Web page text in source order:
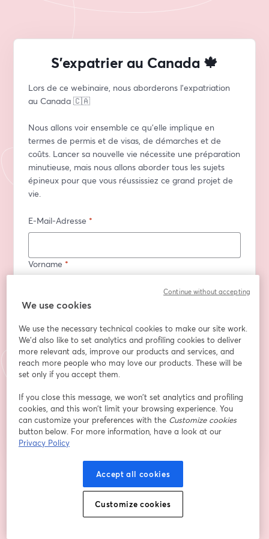
S'expatrier au Canada 🍁
Lors de ce webinaire, nous aborderons l'expatriation
au Canada 🇨🇦
Nous allons voir ensemble ce qu'elle implique en
termes de permis et de visas, de démarches et de
coûts. Lancer sa nouvelle vie nécessite une préparation
minutieuse, mais nous allons aborder tous les sujets
épineux pour que vous réussissiez ce grand projet de
vie.
E-Mail-Adresse *
Vorname *
Nachname*
Ton compte LinkedIn*
Registrieren
Sind Sie bereits registriert?Hier abonnieren
Indem Sie sich registrieren, stimmen Sie unseren
Datenschutzrichtlinienzu Ihre Daten werden an den Host weitergegeben.
We use cookies
We use the necessary technical cookies to make our site work.
We'd also like to set analytics and profiling cookies to deliver
more relevant ads, improve our products and services, and
reach more people who may love our products. These will be
set only if you accept them.
If you close this message, we won’t set analytics and profiling
cookies, and this won’t limit your browsing experience. You
can customize your preferences with the Customize cookies
button below. For more information, have a look at our
Privacy Policy
Accept all cookies
Customize cookies
Continue without accepting